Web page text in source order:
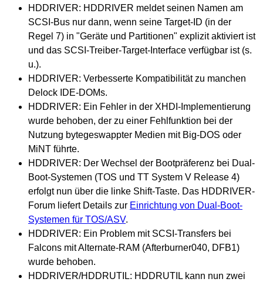
HDDRIVER: HDDRIVER meldet seinen Namen am
SCSI-Bus nur dann, wenn seine Target-ID (in der
Regel 7) in "Geräte und Partitionen" explizit aktiviert ist
und das SCSI-Treiber-Target-Interface verfügbar ist (s.
u.).
HDDRIVER: Verbesserte Kompatibilität zu manchen
Delock IDE-DOMs.
HDDRIVER: Ein Fehler in der XHDI-Implementierung
wurde behoben, der zu einer Fehlfunktion bei der
Nutzung bytegeswappter Medien mit Big-DOS oder
MiNT führte.
HDDRIVER: Der Wechsel der Bootpräferenz bei Dual-
Boot-Systemen (TOS und TT System V Release 4)
erfolgt nun über die linke Shift-Taste. Das HDDRIVER-
Forum liefert Details zur Einrichtung von Dual-Boot-
Systemen für TOS/ASV.
HDDRIVER: Ein Problem mit SCSI-Transfers bei
Falcons mit Alternate-RAM (Afterburner040, DFB1)
wurde behoben.
HDDRIVER/HDDRUTIL: HDDRUTIL kann nun zwei